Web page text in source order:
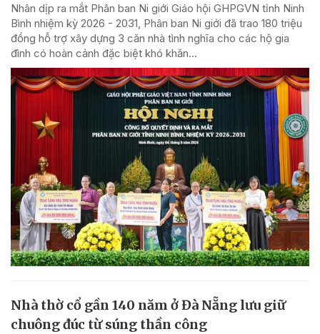
Nhân dịp ra mắt Phân ban Ni giới Giáo hội GHPGVN tỉnh Ninh
Bình nhiệm kỳ 2026 - 2031, Phân ban Ni giới đã trao 180 triệu
đồng hỗ trợ xây dựng 3 căn nhà tình nghĩa cho các hộ gia
đình có hoàn cảnh đặc biệt khó khăn...
Nhà thờ cổ gần 140 năm ở Đà Nẵng lưu giữ
chuông đúc từ súng thần công